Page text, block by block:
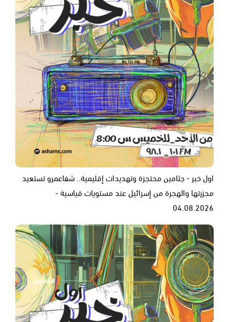
اول خبر - جثامين محتجزة وتهديدات إقليمية.. شفاعمرو تستعيد
مجزرتها والهجرة من إسرائيل عند مستويات قياسية -
04.08.2026